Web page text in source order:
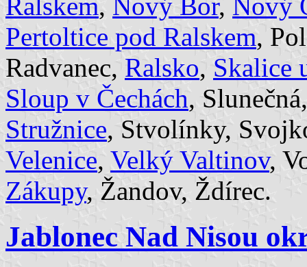
Ralskem, Nový Bor, Nový
Pertoltice pod Ralskem,
Radvanec, Ralsko, Skalice
Sloup v Čechách,
Stružnice, Stvolínky,
Velenice, Velký Valtinov,
Zákupy, Žandov, Ždírec.
Jablonec Nad Nisou